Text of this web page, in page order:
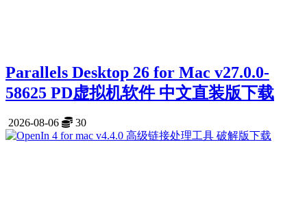
Parallels Desktop 26 for Mac v27.0.0-
58625 PD虚拟机软件 中文直装版下载
2026-08-06 30